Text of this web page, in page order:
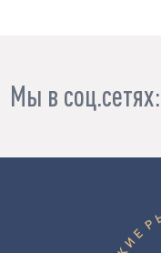
Мы в соц.сетях: